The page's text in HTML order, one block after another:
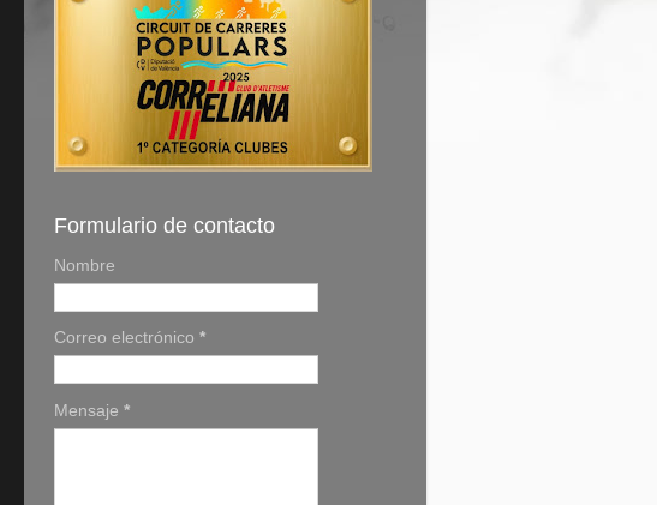
Formulario de contacto
Nombre
Correo electrónico *
Mensaje *